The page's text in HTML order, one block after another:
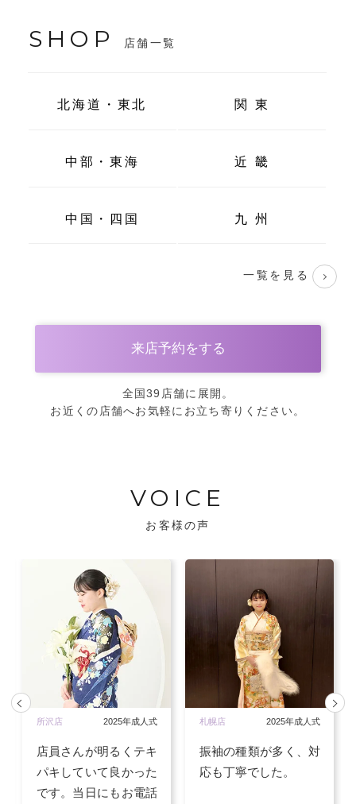
SHOP 店舗一覧
北海道・東北 関 東
中部・東海 近 畿
中国・四国 九 州
一覧を見る
来店予約をする
全国39店舗に展開。
お近くの店舗へお気軽にお立ち寄りください。
VOICE
お客様の声
所沢店 2025年成人式
店員さんが明るくテキ
パキしていて良かった
です。当日にもお電話
札幌店 2025年成人式
振袖の種類が多く、対
応も丁寧でした。